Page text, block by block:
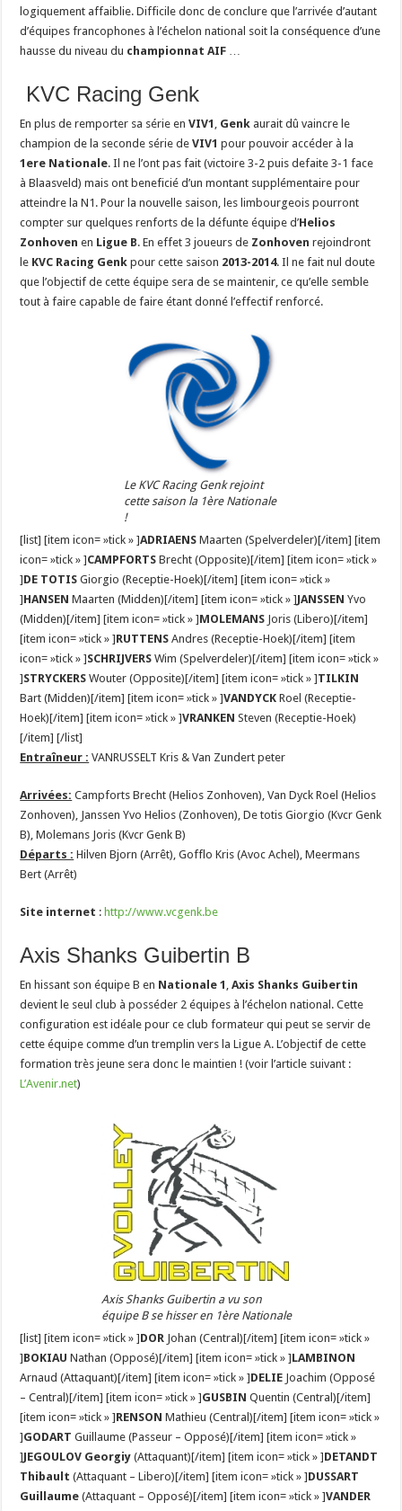
logiquement affaiblie. Difficile donc de conclure que l’arrivée d’autant
d’équipes francophones à l’échelon national soit la conséquence d’une
hausse du niveau du championnat AIF …
KVC Racing Genk
En plus de remporter sa série en VIV1 , Genk aurait dû vaincre le
champion de la seconde série deVIV1 pour pouvoir accéder à la
1ere Nationale. Il ne l’ont pas fait (victoire 3-2 puis defaite 3-1 face
à Blaasveld) mais ont beneficié d’un montant supplémentaire pour
atteindre la N1. Pour la nouvelle saison, les limbourgeois pourront
compter sur quelques renforts de la défunte équipe d’Helios
Zonhoven en Ligue B. En effet 3 joueurs de Zonhoven rejoindront
le KVC Racing Genk pour cette saison 2013-2014. Il ne fait nul doute
que l’objectif de cette équipe sera de se maintenir, ce qu’elle semble
tout à faire capable de faire étant donné l’effectif renforcé.
Le KVC Racing Genk rejoint
cette saison la 1ère Nationale
!
[list] [item icon= »tick » ]ADRIAENS Maarten (Spelverdeler)[/item] [item
icon= »tick » ]CAMPFORTS Brecht (Opposite)[/item] [item icon= »tick »
]DE TOTIS Giorgio (Receptie-Hoek)[/item] [item icon= »tick »
]HANSEN Maarten (Midden)[/item] [item icon= »tick » ]JANSSEN Yvo
(Midden)[/item] [item icon= »tick » ]MOLEMANS Joris (Libero)[/item]
[item icon= »tick » ]RUTTENS Andres (Receptie-Hoek)[/item] [item
icon= »tick » ]SCHRIJVERS Wim (Spelverdeler)[/item] [item icon= »tick »
]STRYCKERS Wouter (Opposite)[/item] [item icon= »tick » ]TILKIN
Bart (Midden)[/item] [item icon= »tick » ]VANDYCK Roel (Receptie-
Hoek)[/item] [item icon= »tick » ]VRANKEN Steven (Receptie-Hoek)
[/item] [/list]
Entraîneur : VANRUSSELT Kris & Van Zundert peter
Arrivées: Campforts Brecht (Helios Zonhoven), Van Dyck Roel (Helios
Zonhoven), Janssen Yvo Helios (Zonhoven), De totis Giorgio (Kvcr Genk
B), Molemans Joris (Kvcr Genk B)
Départs : Hilven Bjorn (Arrêt), Gofflo Kris (Avoc Achel), Meermans
Bert (Arrêt)
Site internet : http://www.vcgenk.be
Axis Shanks Guibertin B
En hissant son équipe B en Nationale 1 ,Axis Shanks Guibertin
devient le seul club à posséder 2 équipes à l’échelon national. Cette
configuration est idéale pour ce club formateur qui peut se servir de
cette équipe comme d’un tremplin vers la Ligue A. L’objectif de cette
formation très jeune sera donc le maintien ! (voir l’article suivant :
L’Avenir.net)
Axis Shanks Guibertin a vu son
équipe B se hisser en 1ère Nationale
[list] [item icon= »tick » ]DOR Johan (Central)[/item] [item icon= »tick »
]BOKIAU Nathan (Opposé)[/item] [item icon= »tick » ]LAMBINON
Arnaud (Attaquant)[/item] [item icon= »tick » ]DELIE Joachim (Opposé
– Central)[/item] [item icon= »tick » ]GUSBIN Quentin (Central)[/item]
[item icon= »tick » ]RENSON Mathieu (Central)[/item] [item icon= »tick »
]GODART Guillaume (Passeur – Opposé)[/item] [item icon= »tick »
]JEGOULOV Georgiy (Attaquant)[/item] [item icon= »tick » ]DETANDT
Thibault (Attaquant – Libero)[/item] [item icon= »tick » ]DUSSART
Guillaume (Attaquant – Opposé)[/item] [item icon= »tick » ]VANDER